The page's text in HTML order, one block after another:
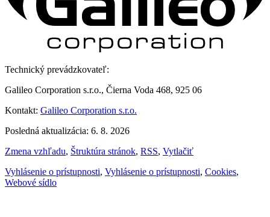
Technický prevádzkovateľ:
Galileo Corporation s.r.o., Čierna Voda 468, 925 06
Kontakt: Galileo Corporation s.r.o.
Posledná aktualizácia: 6. 8. 2026
Zmena vzhľadu, Štruktúra stránok, RSS, Vytlačiť
Vyhlásenie o prístupnosti, Vyhlásenie o prístupnosti, Cookies,
Webové sídlo